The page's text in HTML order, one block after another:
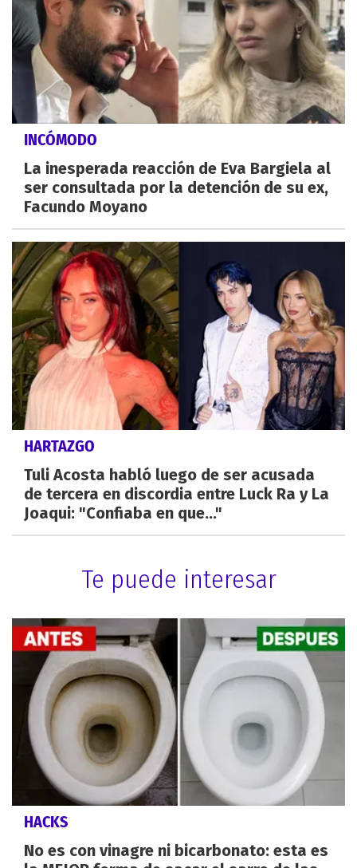
INCÓMODO
La inesperada reacción de Eva Bargiela al
ser consultada por la detención de su ex,
Facundo Moyano
HARTAZGO
Tuli Acosta habló luego de ser acusada
de tercera en discordia entre Luck Ra y La
Joaqui: "Confiaba en que..."
Te puede interesar
HACKS
No es con vinagre ni bicarbonato: esta es